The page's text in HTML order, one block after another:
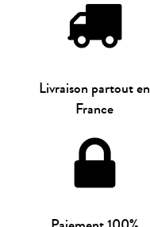
Livraison partout en
France